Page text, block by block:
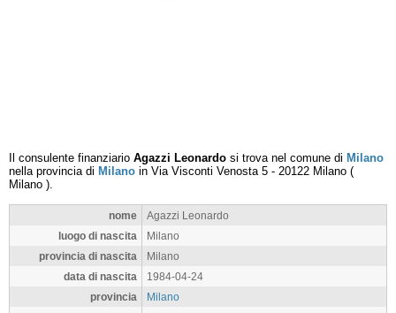
Il consulente finanziario Agazzi Leonardo si trova nel comune di Milano
nella provincia di Milano in Via Visconti Venosta 5 - 20122 Milano (
Milano ).
nome
Agazzi Leonardo
luogo di nascita
Milano
provincia di nascita
Milano
data di nascita
1984-04-24
provincia
Milano